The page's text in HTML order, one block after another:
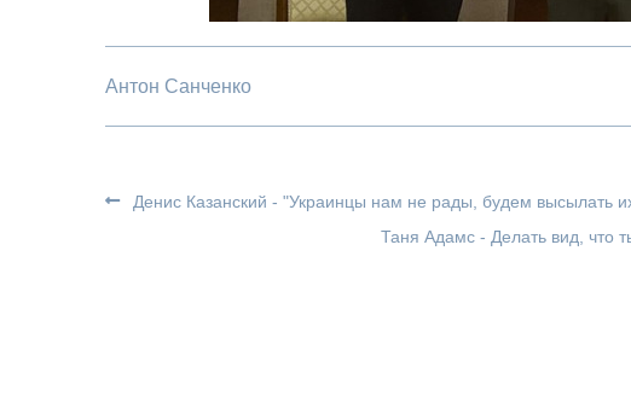
Антон Санченко
Денис Казанский - "Украинцы нам не рады, будем высылать
Таня Адамс - Делать вид, что